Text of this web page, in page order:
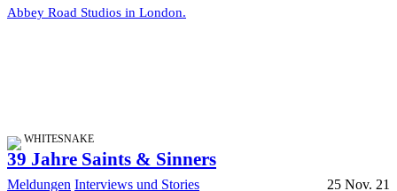
Abbey Road Studios in London.
WHITESNAKE
39 Jahre Saints & Sinners
Meldungen Interviews und Stories 25 Nov. 21